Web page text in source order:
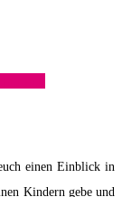
einen Einblick in
Kindern gebe und